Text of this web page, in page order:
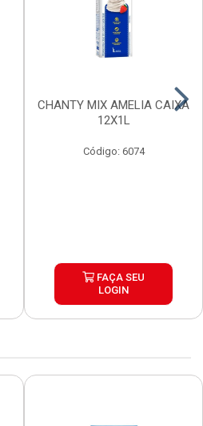
CHANTY MIX AMELIA CAIXA
12X1L
Código: 6074
FAÇA SEU
LOGIN